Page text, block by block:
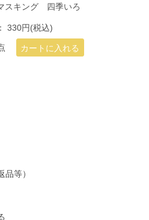
スキング 四季いろ
330円(税込)
等）